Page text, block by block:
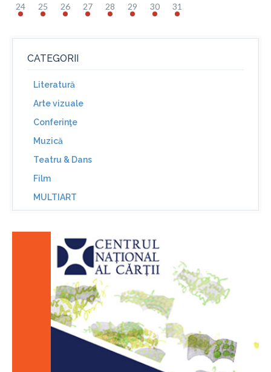
24 25 26 27 28 29 30 31
CATEGORII
Literatură
Arte vizuale
Conferinţe
Muzică
Teatru & Dans
Film
MULTIART